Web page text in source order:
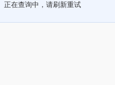
正在查询中，请刷新重试